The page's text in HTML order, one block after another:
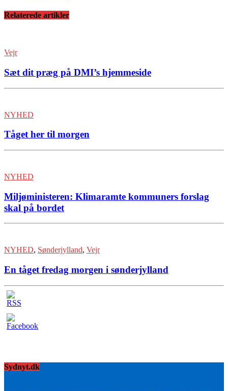
Relaterede artikler
Vejr
Sæt dit præg på DMI’s hjemmeside
NYHED
Tåget her til morgen
NYHED
Miljøministeren: Klimaramte kommuners forslag
skal på bordet
NYHED, Sønderjylland, Vejr
En tåget fredag morgen i sønderjylland
Sydnyt.dk